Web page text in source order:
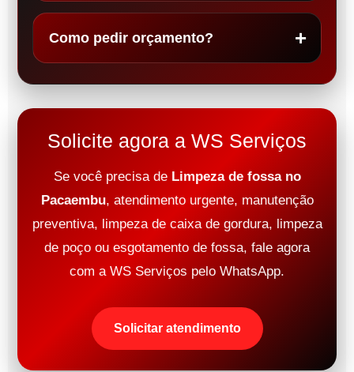
Como pedir orçamento?
Solicite agora a WS Serviços
Se você precisa de Limpeza de fossa no
Pacaembu, atendimento urgente, manutenção
preventiva, limpeza de caixa de gordura, limpeza
de poço ou esgotamento de fossa, fale agora
com a WS Serviços pelo WhatsApp.
Solicitar atendimento